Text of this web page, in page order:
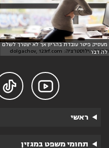
מעסיק פיטר עובדת בהריון אך לא יצטרך לשלם
לה דבר
תמונת אילוסטרציה: dolgachov, 123rf.com


ראשי
תחומי משפט במגזין